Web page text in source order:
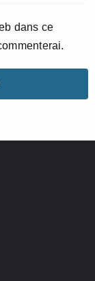
dans ce